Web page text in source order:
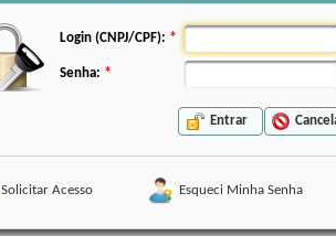
Login (CNPJ/CPF):
Senha:
Entrar
Solicitar Acesso Esqueci Minha Senha